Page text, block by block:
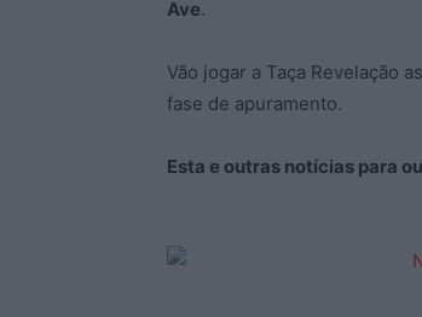
Ave.
Vão jogar a Taça Revelação
fase de apuramento.
Esta e outras notícias para